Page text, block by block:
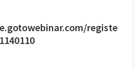
registe